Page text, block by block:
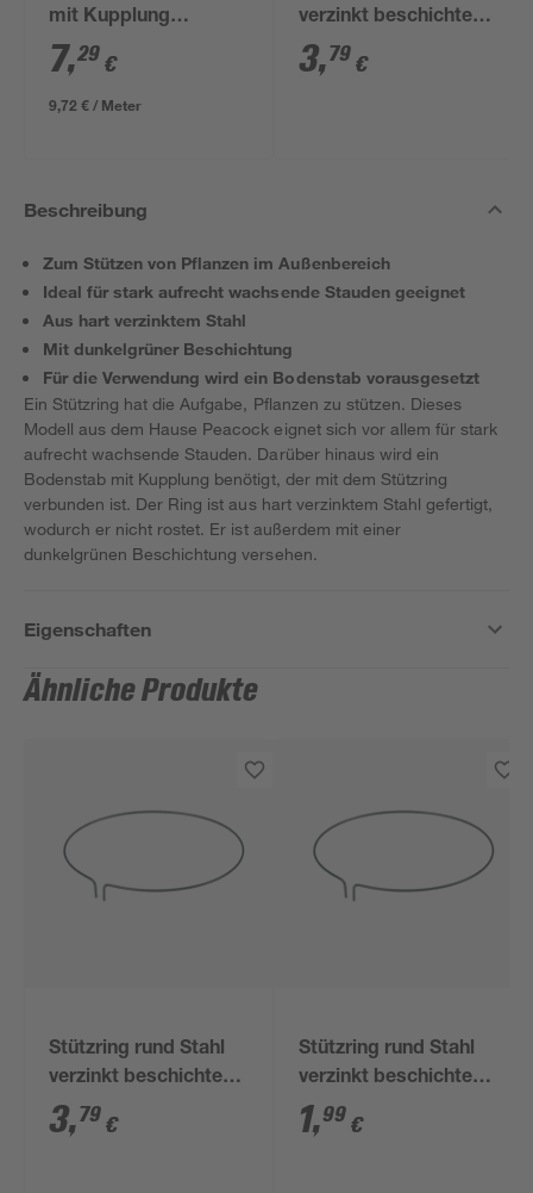
mit Kupplung
"Standard" grün Ø 0,7
x 75 cm
7,29 €
9,72 € / Meter
verzinkt beschichtet
Ø 22 cm
3,79 €
Beschreibung
Zum Stützen von Pflanzen im Außenbereich
Ideal für stark aufrecht wachsende Stauden geeignet
Aus hart verzinktem Stahl
Mit dunkelgrüner Beschichtung
Für die Verwendung wird ein Bodenstab vorausgesetzt
Ein Stützring hat die Aufgabe, Pflanzen zu stützen. Dieses
Modell aus dem Hause Peacock eignet sich vor allem für stark
aufrecht wachsende Stauden. Darüber hinaus wird ein
Bodenstab mit Kupplung benötigt, der mit dem Stützring
verbunden ist. Der Ring ist aus hart verzinktem Stahl gefertigt,
wodurch er nicht rostet. Er ist außerdem mit einer
dunkelgrünen Beschichtung versehen.
Eigenschaften
Ähnliche Produkte
Stützring rund Stahl
verzinkt beschichtet
Ø 22 cm
3,79 €
Stützring rund Stahl
verzinkt beschichtet
Ø 5 cm
1,99 €